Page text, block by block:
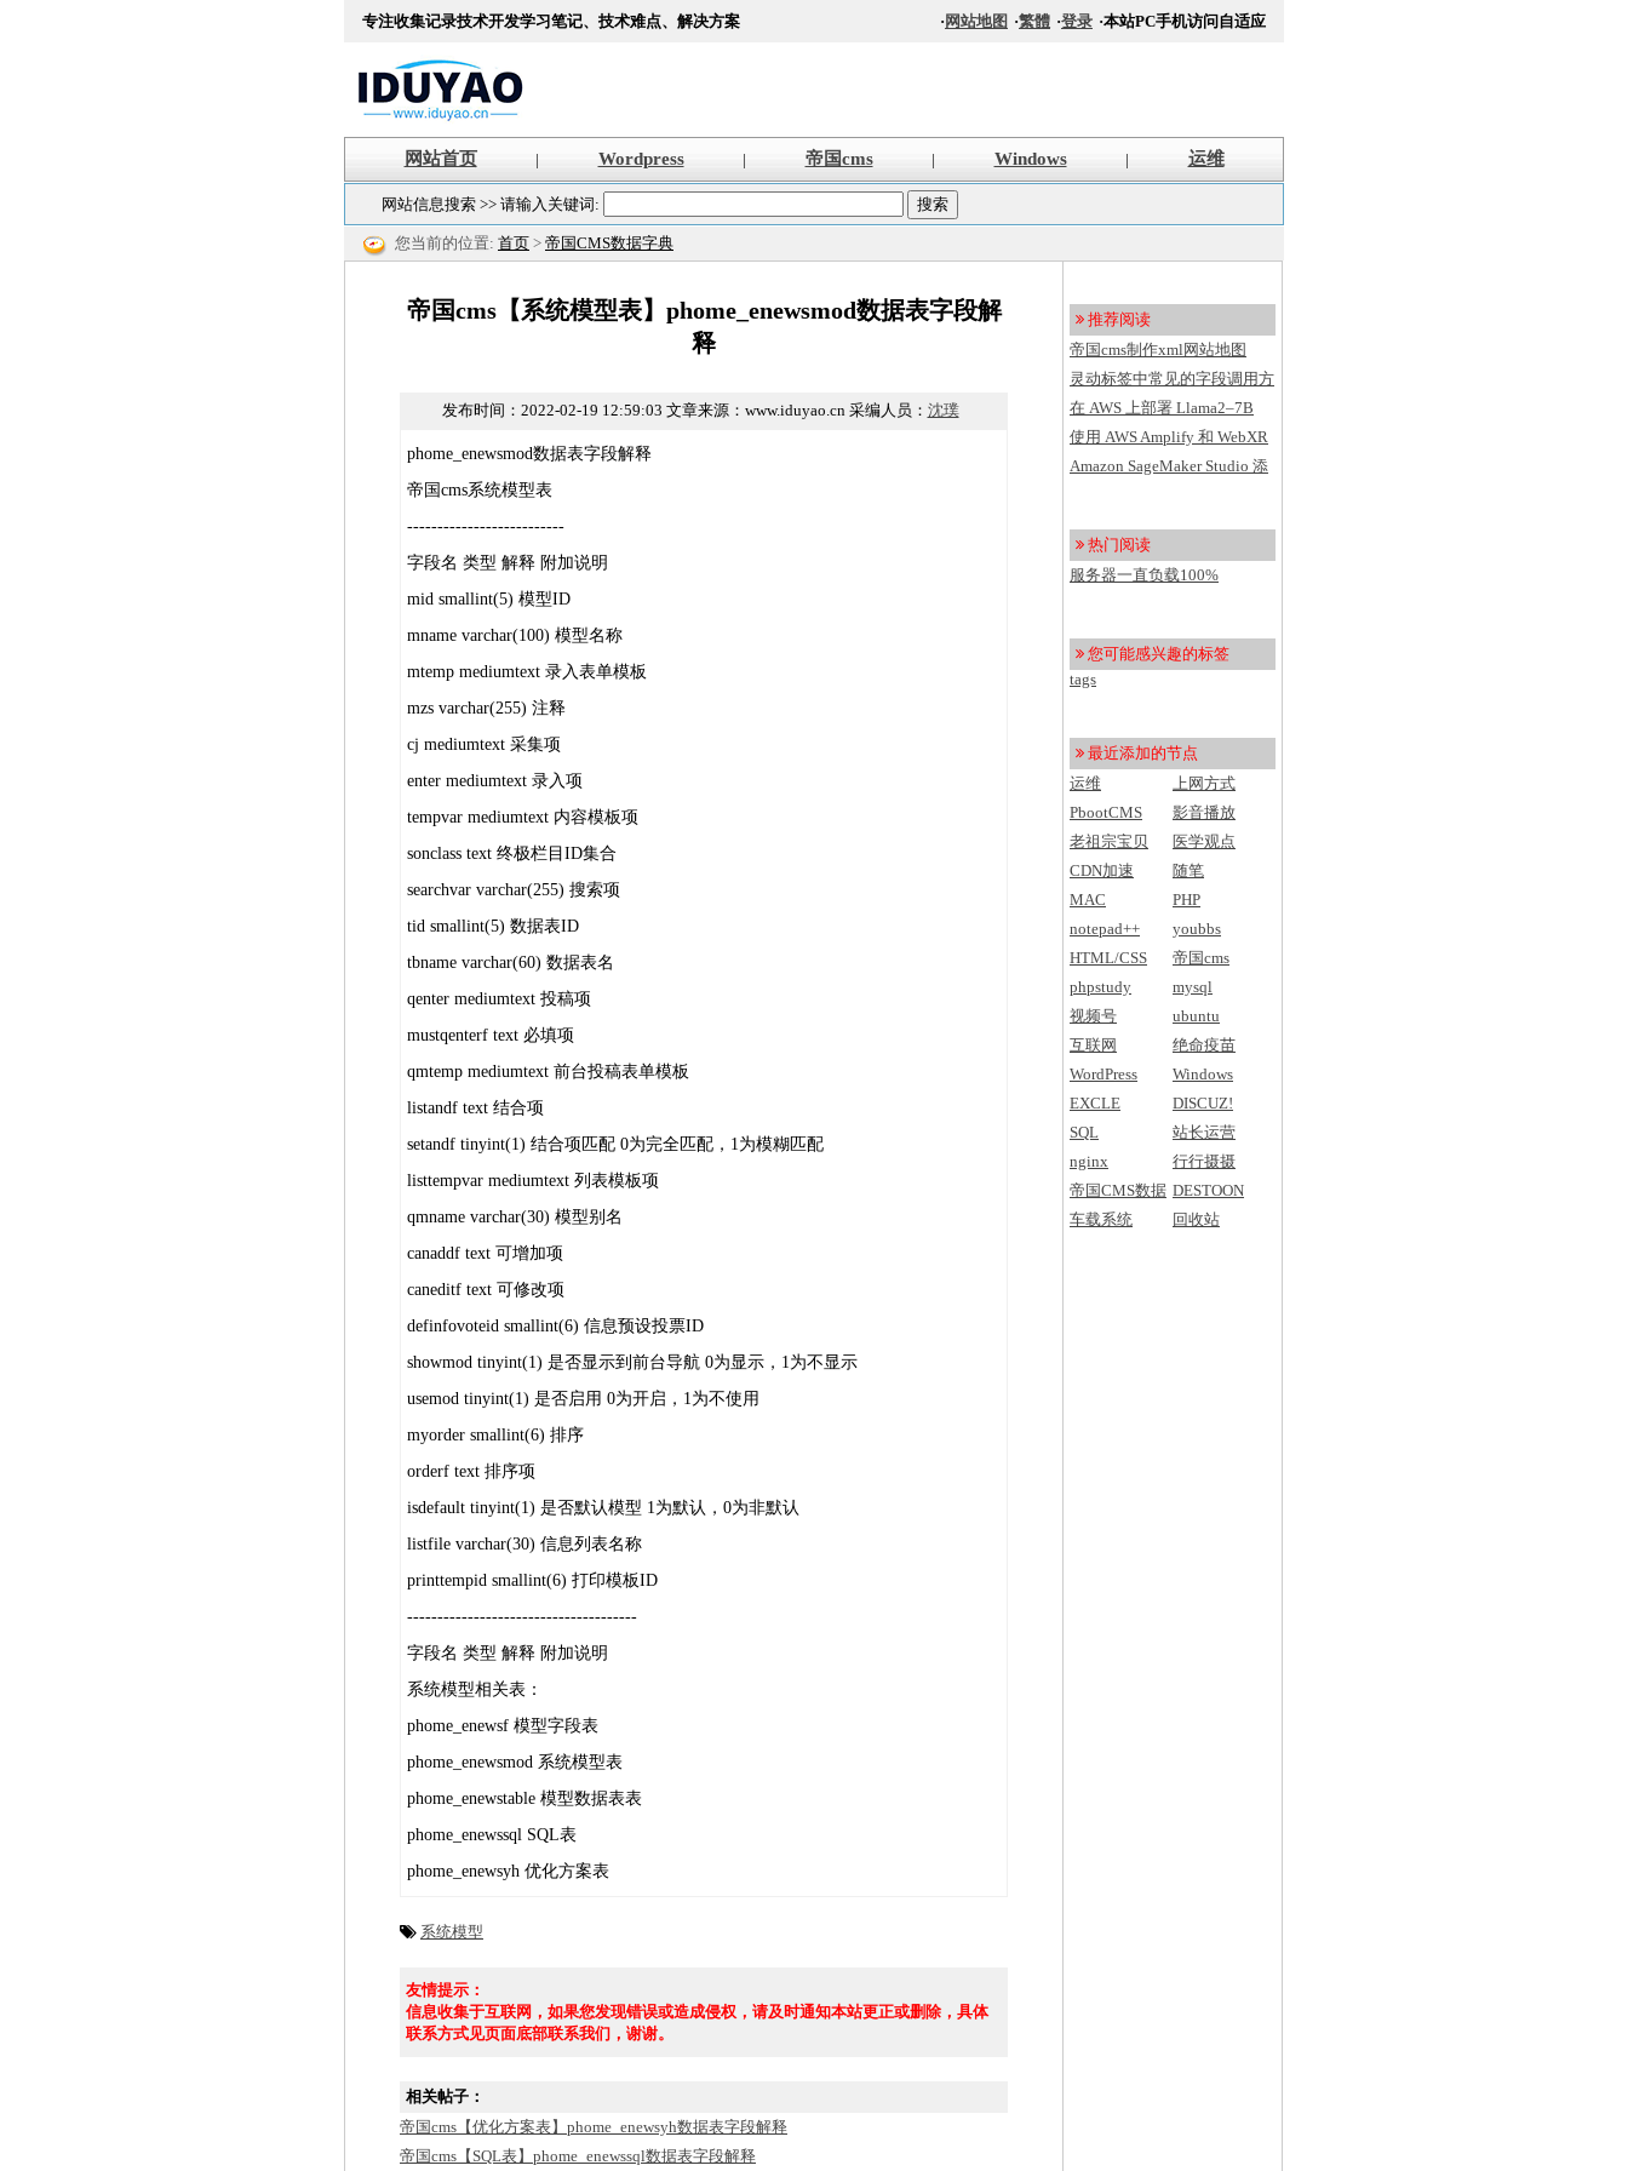
专注收集记录技术开发学习笔记、技术难点、解决方案 · 网站地图 ·繁體 ·登录 ·本站PC手机访问自适应
网站首页 | Wordpress | 帝国cms | Windows | 运维
网站信息搜索 >> 请输入关键词:
您当前的位置: 首页 > 帝国CMS数据字典
帝国cms【系统模型表】phome_enewsmod数据表字段解
释
发布时间： 2022-02-19 12:59:03 文章来源：www.iduyao.cn 采编人员： 沈璞
phome_enewsmod数据表字段解释
帝国cms系统模型表
--------------------------
字段名 类型 解释 附加说明
mid smallint(5) 模型ID
mname varchar(100) 模型名称
mtemp mediumtext 录入表单模板
mzs varchar(255) 注释
cj mediumtext 采集项
enter mediumtext 录入项
tempvar mediumtext 内容模板项
sonclass text 终极栏目ID集合
searchvar varchar(255) 搜索项
tid smallint(5) 数据表ID
tbname varchar(60) 数据表名
qenter mediumtext 投稿项
mustqenterf text 必填项
qmtemp mediumtext 前台投稿表单模板
listandf text 结合项
setandf tinyint(1) 结合项匹配 0为完全匹配，1为模糊匹配
listtempvar mediumtext 列表模板项
qmname varchar(30) 模型别名
canaddf text 可增加项
caneditf text 可修改项
definfovoteid smallint(6) 信息预设投票ID
showmod tinyint(1) 是否显示到前台导航 0为显示，1为不显示
usemod tinyint(1) 是否启用 0为开启，1为不使用
myorder smallint(6) 排序
orderf text 排序项
isdefault tinyint(1) 是否默认模型 1为默认，0为非默认
listfile varchar(30) 信息列表名称
printtempid smallint(6) 打印模板ID
--------------------------------------
字段名 类型 解释 附加说明
系统模型相关表：
phome_enewsf 模型字段表
phome_enewsmod 系统模型表
phome_enewstable 模型数据表表
phome_enewssql SQL表
phome_enewsyh 优化方案表
系统模型
友情提示：
信息收集于互联网，如果您发现错误或造成侵权，请及时通知本站更正或删除，具体
联系方式见页面底部联系我们，谢谢。
相关帖子：
帝国cms【优化方案表】phome_enewsyh数据表字段解释
帝国cms【SQL表】phome_enewssql数据表字段解释
推荐阅读
帝国cms制作xml网站地图
sitemap方法
灵动标签中常见的字段调用方
法汇总
在 AWS 上部署 Llama2–7B
使用 AWS Amplify 和 WebXR
创建具有用户洞察的 VR 应用
Amazon SageMaker Studio 添
了用户入门
热门阅读
服务器一直负载100%
您可能感兴趣的标签
tags
最近添加的节点
运维
PbootCMS
老祖宗宝贝
CDN加速
MAC
notepad++
HTML/CSS
phpstudy
视频号
互联网
WordPress
EXCLE
SQL
nginx
帝国CMS数据
字典
车载系统
上网方式
影音播放
医学观点
随笔
PHP
youbbs
帝国cms
mysql
ubuntu
绝命疫苗
Windows
DISCUZ!
站长运营
行行摄摄
DESTOON
回收站